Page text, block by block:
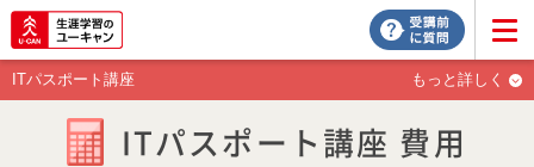
ITパスポート講座 もっと詳しく
ITパスポート講座 費用